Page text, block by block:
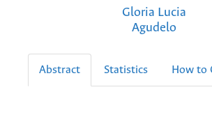
Gloria Lucia
Agudelo
Abstract Statistics How to